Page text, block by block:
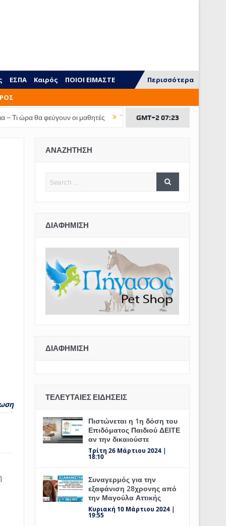
Περισσότερα
ΕΣΠΑ Καιρός
ΠΟΙΟΙ ΕΙΜΑΣΤΕ
οι μαθητές Τι ξεχνάμε να διδάξουμε στα παιδιά
GMT+2 07:23
ΑΝΑΖΗΤΗΣΗ
ΔΙΑΦΉΜΙΣΗ
ΔΙΑΦΉΜΙΣΗ
ΤΕΛΕΥΤΑΊΕΣ ΕΙΔΉΣΕΙΣ
Πιστώνεται η 1η δόση του
Επιδόματος Παιδιού ΔΕΙΤΕ
αν την δικαιούστε
Τρίτη 26 Μάρτιου 2024 |
18:10
Συναγερμός για την
εξαφάνιση 28χρονης από
την Μαγούλα Αττικής
Κυριακή 10 Μάρτιου 2024 |
19:55